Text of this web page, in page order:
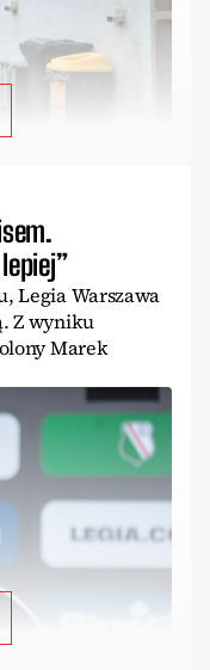
Legia Warszawa
Z wyniku
Marek